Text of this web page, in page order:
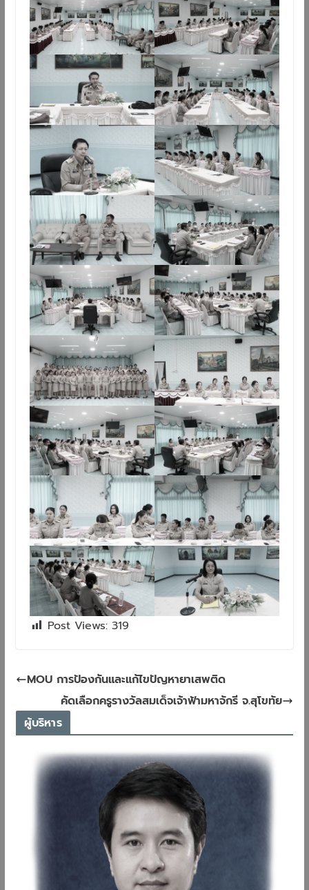
Post Views: 319
MOU การป้องกันและแก้ไขปัญหายาเสพติด
คัดเลือกครูรางวัลสมเด็จเจ้าฟ้ามหาจักรี จ.สุโขทัย
ผู้บริหาร